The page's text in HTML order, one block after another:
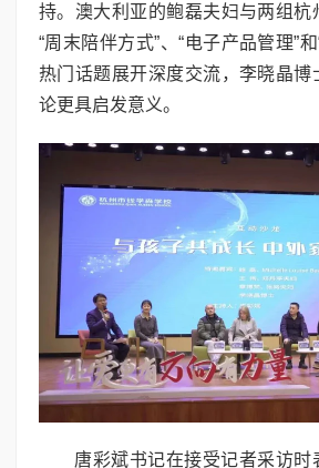
持。澳大利亚的鲍磊夫妇与两组杭
“周末陪伴方式”、“电子产品管理”
热门话题展开深度交流，李晓晶博
论更具启发意义。
唐彩斌书记在接受记者采访时